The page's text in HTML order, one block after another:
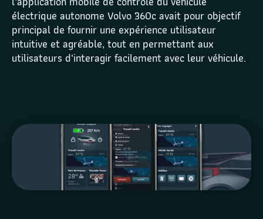
électrique autonome Volvo 360c avait pour objectif
principal de fournir une expérience utilisateur
intuitive et agréable, tout en permettant aux
utilisateurs d'interagir facilement avec leur véhicule.